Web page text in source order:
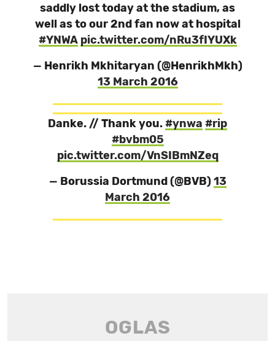
saddly lost today at the stadium, as
well as to our 2nd fan now at hospital
#YNWA pic.twitter.com/nRu3fIYUXk
— Henrikh Mkhitaryan (@HenrikhMkh)
13 March 2016
Danke. // Thank you.#ynwa #rip
#bvbm05
pic.twitter.com/VnSIBmNZeq
— Borussia Dortmund (@BVB)13
March 2016